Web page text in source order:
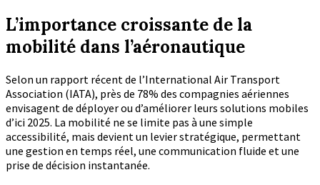
L’importance croissante de la
mobilité dans l’aéronautique
Selon un rapport récent de l’International Air Transport
Association (IATA), près de 78% des compagnies aériennes
envisagent de déployer ou d’améliorer leurs solutions mobiles
d’ici 2025. La mobilité ne se limite pas à une simple
accessibilité, mais devient un levier stratégique, permettant
une gestion en temps réel, une communication fluide et une
prise de décision instantanée.